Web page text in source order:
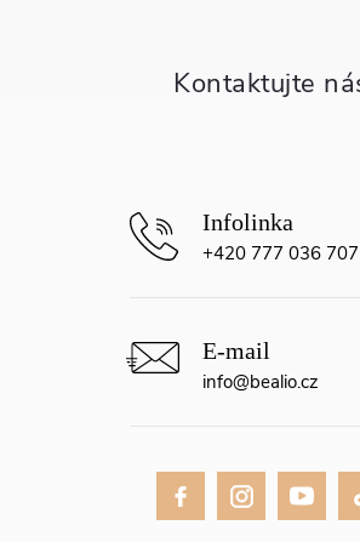
info@bealio.cz
+420 777 036 707